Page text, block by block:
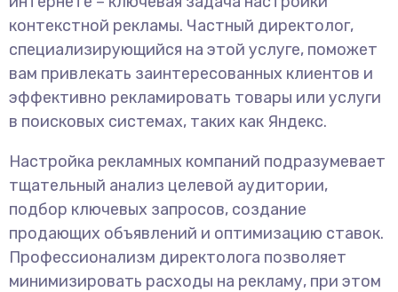
контекстной рекламы. Частный директолог,
специализирующийся на этой услуге, поможет
вам привлекать заинтересованных клиентов и
эффективно рекламировать товары или услуги
в поисковых системах, таких как Яндекс.
Настройка рекламных компаний подразумевает
тщательный анализ целевой аудитории,
подбор ключевых запросов, создание
продающих объявлений и оптимизацию ставок.
Профессионализм директолога позволяет
минимизировать расходы на рекламу, при этом